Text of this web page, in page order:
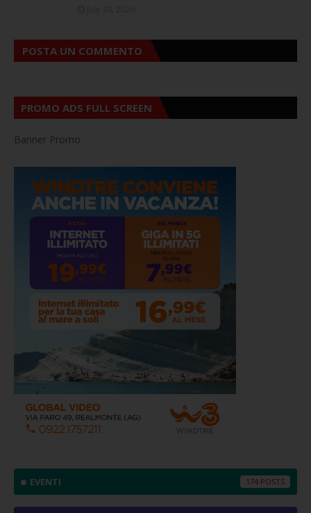
POSTA UN COMMENTO
PROMO ADS FULL SCREEN
Banner Promo
EVENTI 174